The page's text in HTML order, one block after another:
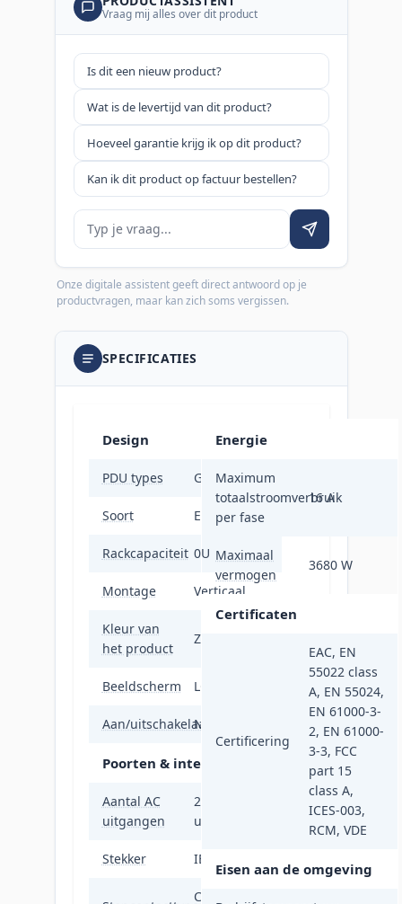
Vraag mij alles over dit product
Is dit een nieuw product?
Wat is de levertijd van dit product?
Hoeveel garantie krijg ik op dit product?
Kan ik dit product op factuur bestellen?
Je vraag
Onze digitale assistent geeft direct antwoord op je
productvragen, maar kan zich soms vergissen.
SPECIFICATIES
Design
PDU types Geschakeld
Soort Eenfasig
Rackcapaciteit 0U
Montage Verticaal
Kleur van
het product
Zwart
Beeldscherm LCD
Aan/uitschakelaarNee
Poorten & interfaces
Aantal AC
uitgangen
24 AC-
uitgang(en)
Stekker IEC 60309
C13 stekker,
Energie
Maximum
totaalstroomverbruik
per fase
16 A
Maximaal
vermogen
3680 W
Certificaten
Certificering
EAC, EN
55022 class
A, EN 55024,
EN 61000-3-
2, EN 61000-
3-3, FCC
part 15
class A,
ICES-003,
RCM, VDE
Eisen aan de omgeving